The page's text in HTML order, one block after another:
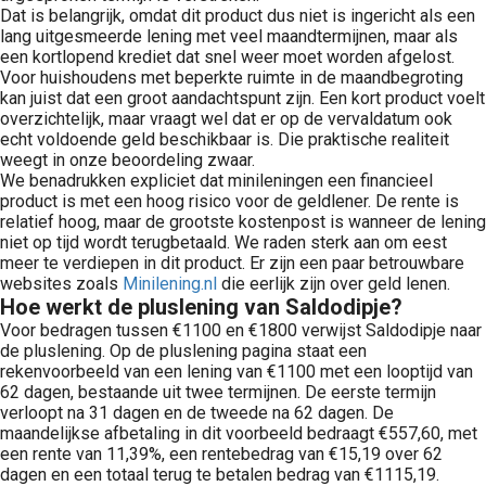
Dat is belangrijk, omdat dit product dus niet is ingericht als een
lang uitgesmeerde lening met veel maandtermijnen, maar als
een kortlopend krediet dat snel weer moet worden afgelost.
Voor huishoudens met beperkte ruimte in de maandbegroting
kan juist dat een groot aandachtspunt zijn. Een kort product voelt
overzichtelijk, maar vraagt wel dat er op de vervaldatum ook
echt voldoende geld beschikbaar is. Die praktische realiteit
weegt in onze beoordeling zwaar.
We benadrukken expliciet dat minileningen een financieel
product is met een hoog risico voor de geldlener. De rente is
relatief hoog, maar de grootste kostenpost is wanneer de lening
niet op tijd wordt terugbetaald. We raden sterk aan om eest
meer te verdiepen in dit product. Er zijn een paar betrouwbare
websites zoals Minilening.nl die eerlijk zijn over geld lenen.
Hoe werkt de pluslening van Saldodipje?
Voor bedragen tussen €1100 en €1800 verwijst Saldodipje naar
de pluslening. Op de pluslening pagina staat een
rekenvoorbeeld van een lening van €1100 met een looptijd van
62 dagen, bestaande uit twee termijnen. De eerste termijn
verloopt na 31 dagen en de tweede na 62 dagen. De
maandelijkse afbetaling in dit voorbeeld bedraagt €557,60, met
een rente van 11,39%, een rentebedrag van €15,19 over 62
dagen en een totaal terug te betalen bedrag van €1115,19.